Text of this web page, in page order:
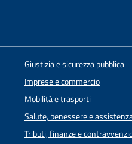
Giustizia e sicurezza pubblica
Imprese e commercio
Mobilità e trasporti
Salute, benessere e
Tributi, finanze e